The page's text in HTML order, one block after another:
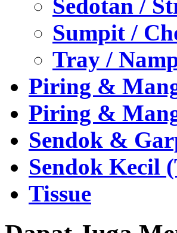
Sedotan /
Sumpit /
Tray /
Piring &
Piring &
Sendok &
Sendok Kecil
Tissue